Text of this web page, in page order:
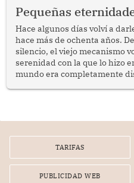
reflexionar sobre la
públicas dirigidas a los
Pequeñas
Hace algunos días volví a
hace más de ochenta años.
silencio, el viejo mecanismo
serenidad con la que lo hizo
mundo era completamente
TARIFAS
PUBLICIDAD WEB